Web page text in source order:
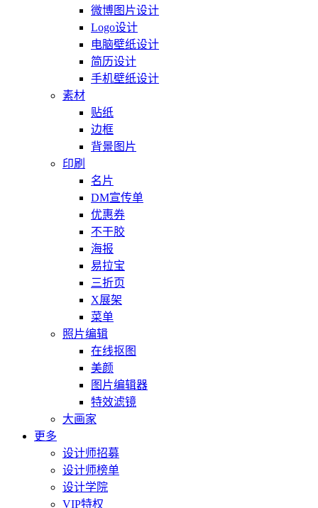
微博图片设计
Logo设计
电脑壁纸设计
简历设计
手机壁纸设计
素材
贴纸
边框
背景图片
印刷
名片
DM宣传单
优惠券
不干胶
海报
易拉宝
三折页
X展架
菜单
照片编辑
在线抠图
美颜
图片编辑器
特效滤镜
大画家
更多
设计师招募
设计师榜单
设计学院
VIP特权